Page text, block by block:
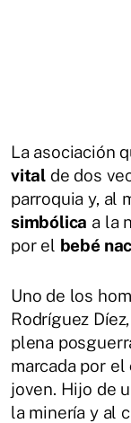
La asociación
vital de dos
parroquia y, al
simbólica a la
por el bebé
Uno de los
Rodríguez
plena
marcada por el
joven. Hijo de
la minería y al